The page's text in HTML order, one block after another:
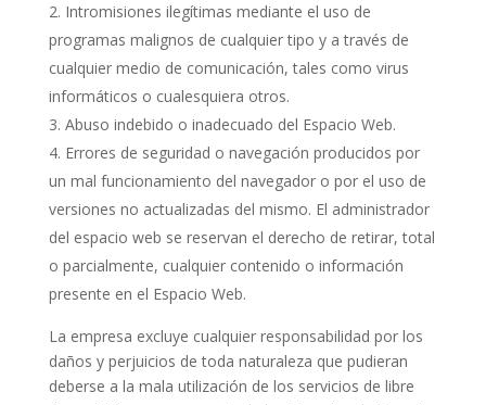
Intromisiones ilegítimas mediante el uso de
programas malignos de cualquier tipo y a través de
cualquier medio de comunicación, tales como virus
informáticos o cualesquiera otros.
Abuso indebido o inadecuado del Espacio Web.
Errores de seguridad o navegación producidos por
un mal funcionamiento del navegador o por el uso de
versiones no actualizadas del mismo. El administrador
del espacio web se reservan el derecho de retirar, total
o parcialmente, cualquier contenido o información
presente en el Espacio Web.
La empresa excluye cualquier responsabilidad por los
daños y perjuicios de toda naturaleza que pudieran
deberse a la mala utilización de los servicios de libre